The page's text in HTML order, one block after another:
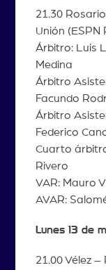
21.30
Unión (ESPN
Árbitro: Luis
Medina
Árbitro
Facundo
Árbitro
Federico
Cuarto
Rivero
VAR: Mauro
AVAR:
Lunes 13 de
21.00 Vélez –